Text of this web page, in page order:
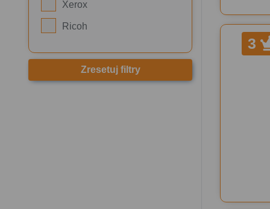
Xerox
Ricoh
Zresetuj filtry
3